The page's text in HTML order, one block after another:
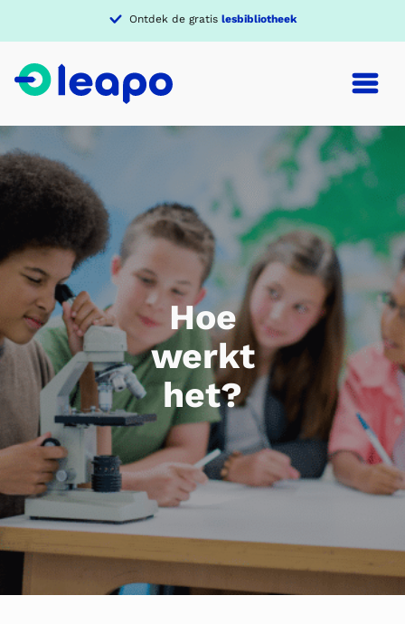
Verdiep je in eenthema
Hoe
werkt
het?